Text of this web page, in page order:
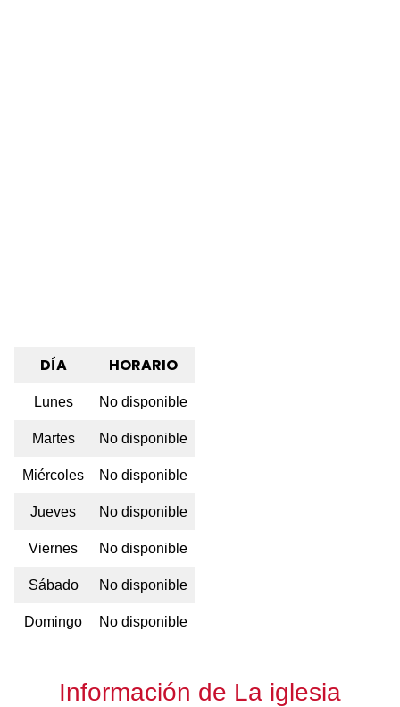
DÍA HORARIO
Lunes No disponible
Martes No disponible
Miércoles No disponible
Jueves No disponible
Viernes No disponible
Sábado No disponible
Domingo No disponible
Información de La iglesia